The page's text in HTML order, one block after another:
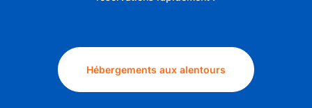
Hébergements aux alentours